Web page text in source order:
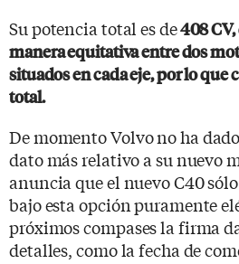
Su potencia total es de408
manera equitativa entre dos
situados en cada eje, por lo que
total.
De momento Volvo no ha
dato más relativo a su nuevo
anuncia que el nuevo C40
bajo esta opción puramente
próximos compases la firma
detalles, como la fecha de